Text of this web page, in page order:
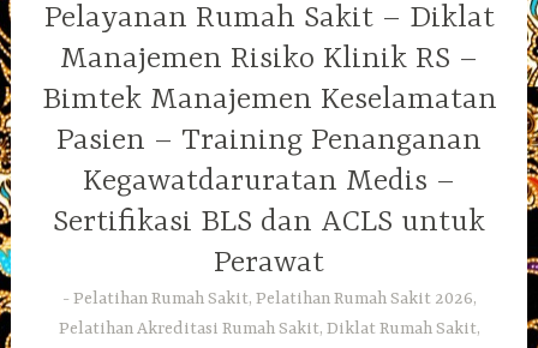
Pelayanan Rumah Sakit – Diklat
Manajemen Risiko Klinik RS –
Bimtek Manajemen Keselamatan
Pasien – Training Penanganan
Kegawatdaruratan Medis –
Sertifikasi BLS dan ACLS untuk
Perawat
Pelatihan Rumah Sakit, Pelatihan Rumah Sakit 2026,
Pelatihan Akreditasi Rumah Sakit, Diklat Rumah Sakit,